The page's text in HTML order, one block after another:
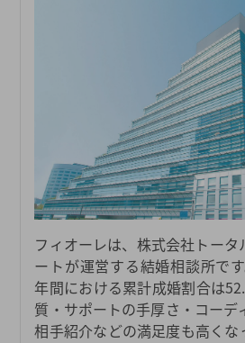
フィオーレは、株式会社トータ
ートが運営する結婚相談所で
年間における累計成婚割合は
質・サポートの手厚さ・コーデ
相手紹介などの満足度も高くな